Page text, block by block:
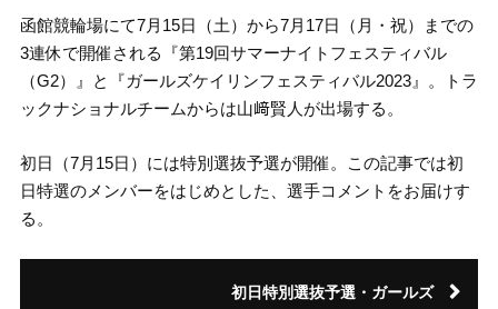
函館競輪場にて7月15日（土）から7月17日（月・祝）までの
3連休で開催される『第19回サマーナイトフェスティバル
（G2）』と『ガールズケイリンフェスティバル2023』。トラ
ックナショナルチームからは山﨑賢人が出場する。
初日（7月15日）には特別選抜予選が開催。この記事では初
日特選のメンバーをはじめとした、選手コメントをお届けす
る。
初日特別選抜予選・ガールズ